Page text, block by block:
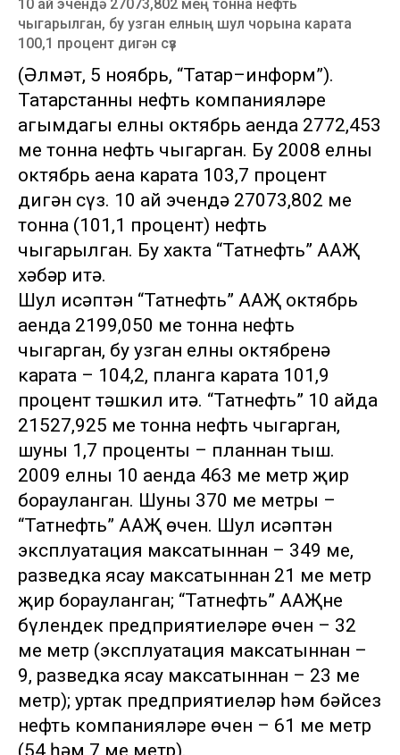
10 ай эчендә 27073,802 мең тонна нефть
чыгарылган, бу узган елның шул чорына карата
100,1 процент дигән сүз
(Әлмәт, 5 ноябрь, “Татар–информ”).
Татарстанның нефть компанияләре
агымдагы елның октябрь аенда 2772,453
мең тонна нефть чыгарган. Бу 2008 елның
октябрь аена карата 103,7 процент
дигән сүз. 10 ай эчендә 27073,802 мең
тонна (101,1 процент) нефть
чыгарылган. Бу хакта “Татнефть” ААҖ
хәбәр итә.
Шул исәптән “Татнефть” ААҖ октябрь
аенда 2199,050 мең тонна нефть
чыгарган, бу узган елның октябренә
карата – 104,2, планга карата 101,9
процент тәшкил итә. “Татнефть” 10 айда
21527,925 мең тонна нефть чыгарган,
шуның 1,7 проценты – планнан тыш.
2009 елның 10 аенда 463 мең метр җир
борауланган. Шуның 370 мең метры –
“Татнефть” ААҖ өчен. Шул исәптән
эксплуатация максатыннан – 349 мең,
разведка ясау максатыннан 21 мең метр
җир борауланган; “Татнефть” ААҖнең
бүлендек предприятиеләре өчен – 32
мең метр (эксплуатация максатыннан –
9, разведка ясау максатыннан – 23 мең
метр); уртак предприятиеләр һәм бәйсез
нефть компанияләре өчен – 61 мең метр
(54 һәм 7 мең метр).